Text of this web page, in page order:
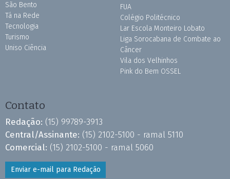
São Bento
Tá na Rede
Tecnologia
Turismo
Uniso Ciência
FUA
Colégio Politécnico
Lar Escola Monteiro Lobato
Liga Sorocabana de Combate ao
Câncer
Vila dos Velhinhos
Pink do Bem OSSEL
Contato
Redação: (15) 99789-3913
Central/Assinante: (15) 2102-5100 - ramal 5110
Comercial: (15) 2102-5100 - ramal 5060
Enviar e-mail para Redação